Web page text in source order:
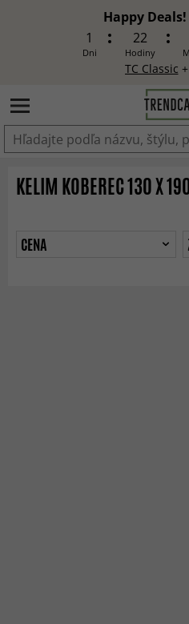
Happy
1
Dni
22
Hodiny
TC Classic +
Produkt bol
KELIM KOBEREC 130 X
CENA